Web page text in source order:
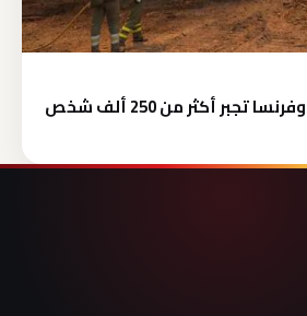
حرائق الغابات في إسبانيا وفرنسا تجبر أكثر من 250 ألف شخص